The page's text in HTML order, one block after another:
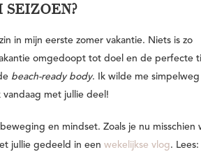
SEIZOEN?
in mijn eerste zomer vakantie. Niets is zo
omgedoopt tot doel en de perfecte
beach-ready body. Ik wilde me simpelweg
met jullie deel!
en mindset. Zoals je nu misschien
jullie gedeeld in een wekelijkse vlog. Lees: